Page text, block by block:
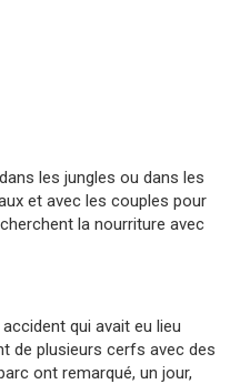
les jungles ou dans les
et avec les couples pour
la nourriture avec
qui avait eu lieu
de plusieurs cerfs avec des
ont remarqué, un jour,